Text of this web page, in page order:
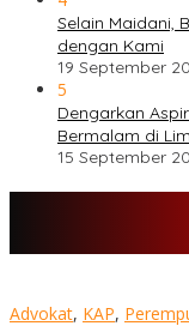
Selain Maidani,
dengan Kami
19 September
5
Dengarkan
Bermalam di
15 September
Advokat, KAP,